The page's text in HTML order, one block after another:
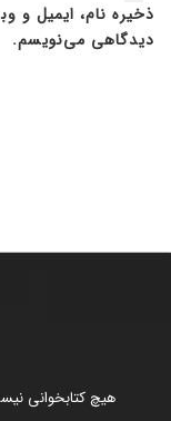
ذخیره نام، ایمیل و
دیدگاهی می‌نویسم.
هیچ کتابخوانی